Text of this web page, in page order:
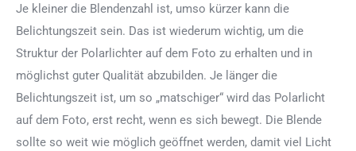
Je kleiner die Blendenzahl ist, umso kürzer kann die
Belichtungszeit sein. Das ist wiederum wichtig, um die
Struktur der Polarlichter auf dem Foto zu erhalten und in
möglichst guter Qualität abzubilden. Je länger die
Belichtungszeit ist, um so „matschiger“ wird das Polarlicht
auf dem Foto, erst recht, wenn es sich bewegt. Die Blende
sollte so weit wie möglich geöffnet werden, damit viel Licht